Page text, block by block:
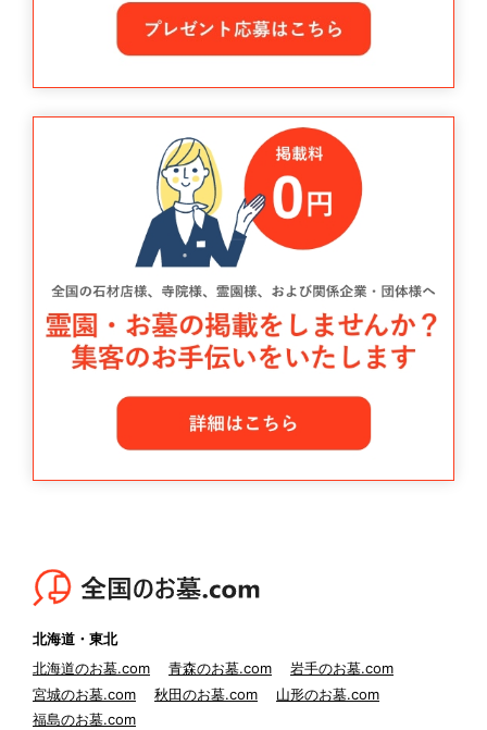
北海道・東北
北海道のお墓.com
青森のお墓.com
岩手のお墓.com
宮城のお墓.com
秋田のお墓.com
山形のお墓.com
福島のお墓.com